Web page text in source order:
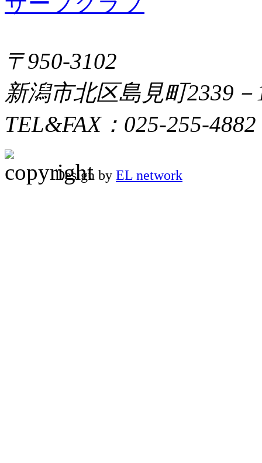
〒950-3102
新潟市北区島見町2339－
TEL&FAX：025-255-4882
Design by EL network